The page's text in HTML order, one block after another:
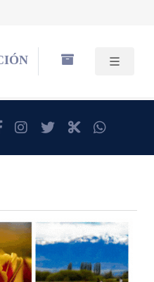
facebookinstagram
twitterRadioCut